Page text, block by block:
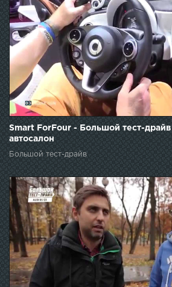
Smart ForFour - Большой тест-
автосалон
Большой тест-драйв